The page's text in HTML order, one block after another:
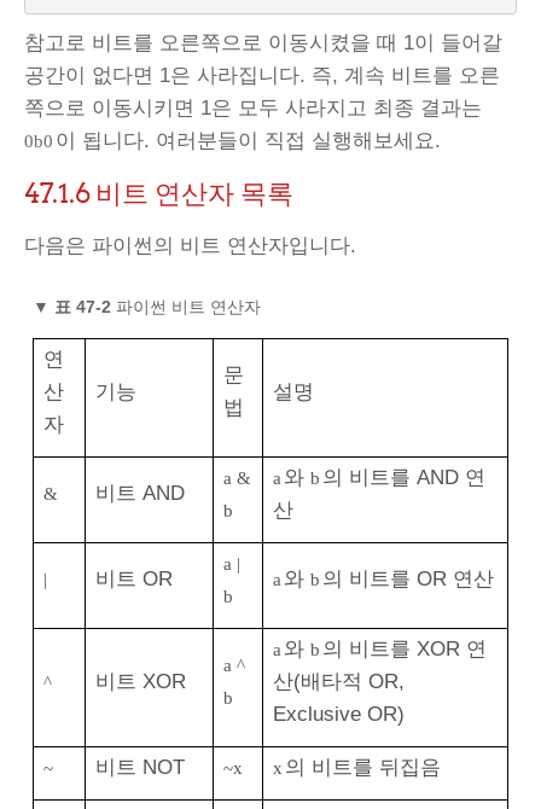
참고로 비트를 오른쪽으로 이동시켰을 때 1이 들어갈
공간이 없다면 1은 사라집니다. 즉, 계속 비트를 오른
쪽으로 이동시키면 1은 모두 사라지고 최종 결과는
0b0 이 됩니다. 여러분들이 직접 실행해보세요.
47.1.6 비트 연산자 목록
다음은 파이썬의 비트 연산자입니다.
▼ 표 47-2 파이썬 비트 연산자
연
산
자
기능
문
법
설명
& 비트 AND
a &
b
a 와 b 의 비트를 AND 연
산
| 비트 OR
a |
b
a 와 b 의 비트를 OR 연산
^ 비트 XOR
a ^
b
a 와 b 의 비트를 XOR 연
산(배타적 OR,
Exclusive OR)
~ 비트 NOT ~x x 의 비트를 뒤집음